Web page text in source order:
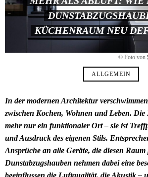
KÜCHENRAUM NEU
© Foto von
ALLGEMEIN
In der modernen Architektur
zwischen Kochen, Wohnen und Leben.
mehr nur ein funktionaler Ort – sie ist
und Ausdruck des eigenen Stils.
Ansprüche an alle Geräte, die diesen Raum
Dunstabzugshauben nehmen dabei eine